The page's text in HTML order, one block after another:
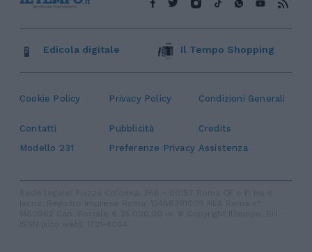
Cookie Policy Privacy Policy Condizioni Generali
Contatti Pubblicità
Credits
Modello 231
Preferenze Privacy Assistenza
Edicola digitale Il Tempo Shopping